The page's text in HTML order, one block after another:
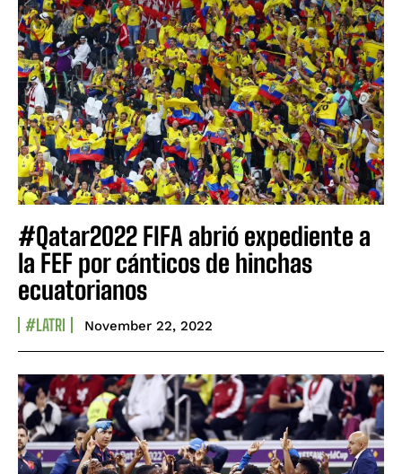
#Qatar2022 FIFA abrió expediente a
la FEF por cánticos de hinchas
ecuatorianos
#LATRI November 22, 2022